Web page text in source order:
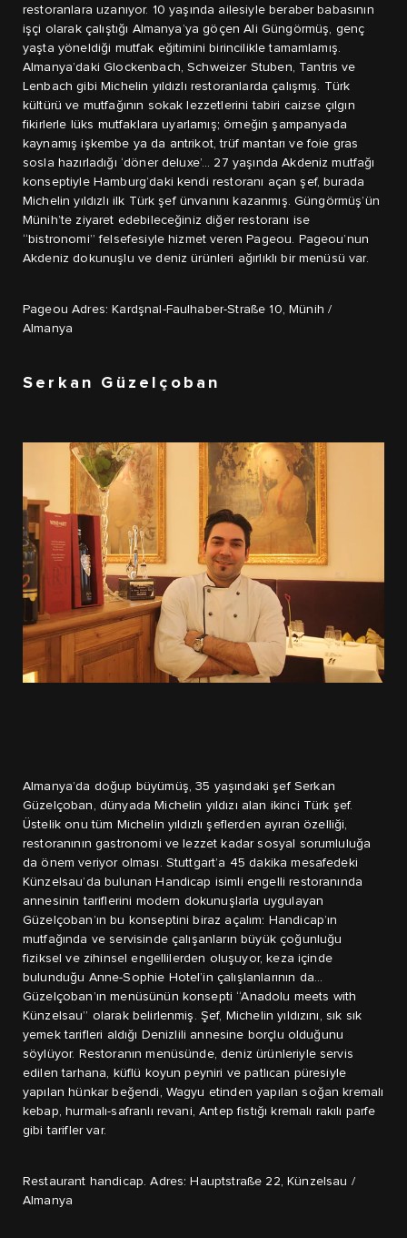
restoranlara uzanıyor. 10 yaşında ailesiyle beraber babasının
işçi olarak çalıştığı Almanya’ya göçen Ali Güngörmüş, genç
yaşta yöneldiği mutfak eğitimini birincilikle tamamlamış.
Almanya’daki Glockenbach, Schweizer Stuben, Tantris ve
Lenbach gibi Michelin yıldızlı restoranlarda çalışmış. Türk
kültürü ve mutfağının sokak lezzetlerini tabiri caizse çılgın
fikirlerle lüks mutfaklara uyarlamış; örneğin şampanyada
kaynamış işkembe ya da antrikot, trüf mantarı ve foie gras
sosla hazırladığı ‘döner deluxe’… 27 yaşında Akdeniz mutfağı
konseptiyle Hamburg’daki kendi restoranı açan şef, burada
Michelin yıldızlı ilk Türk şef ünvanını kazanmış. Güngörmüş’ün
Münih’te ziyaret edebileceğiniz diğer restoranı ise
“bistronomi” felsefesiyle hizmet veren Pageou. Pageou’nun
Akdeniz dokunuşlu ve deniz ürünleri ağırlıklı bir menüsü var.
Pageou Adres: Kardşnal-Faulhaber-Straße 10, Münih /
Almanya
Serkan Güzelçoban
Almanya’da doğup büyümüş, 35 yaşındaki şef Serkan
Güzelçoban, dünyada Michelin yıldızı alan ikinci Türk şef.
Üstelik onu tüm Michelin yıldızlı şeflerden ayıran özelliği,
restoranının gastronomi ve lezzet kadar sosyal sorumluluğa
da önem veriyor olması. Stuttgart’a 45 dakika mesafedeki
Künzelsau’da bulunan Handicap isimli engelli restoranında
annesinin tariflerini modern dokunuşlarla uygulayan
Güzelçoban’ın bu konseptini biraz açalım: Handicap’ın
mutfağında ve servisinde çalışanların büyük çoğunluğu
fiziksel ve zihinsel engellilerden oluşuyor, keza içinde
bulunduğu Anne-Sophie Hotel’in çalışlanlarının da…
Güzelçoban’ın menüsünün konsepti “Anadolu meets with
Künzelsau” olarak belirlenmiş. Şef, Michelin yıldızını, sık sık
yemek tarifleri aldığı Denizlili annesine borçlu olduğunu
söylüyor. Restoranın menüsünde, deniz ürünleriyle servis
edilen tarhana, küflü koyun peyniri ve patlıcan püresiyle
yapılan hünkar beğendi, Wagyu etinden yapılan soğan kremalı
kebap, hurmalı-safranlı revani, Antep fıstığı kremalı rakılı parfe
gibi tarifler var.
Restaurant handicap. Adres: Hauptstraße 22, Künzelsau /
Almanya